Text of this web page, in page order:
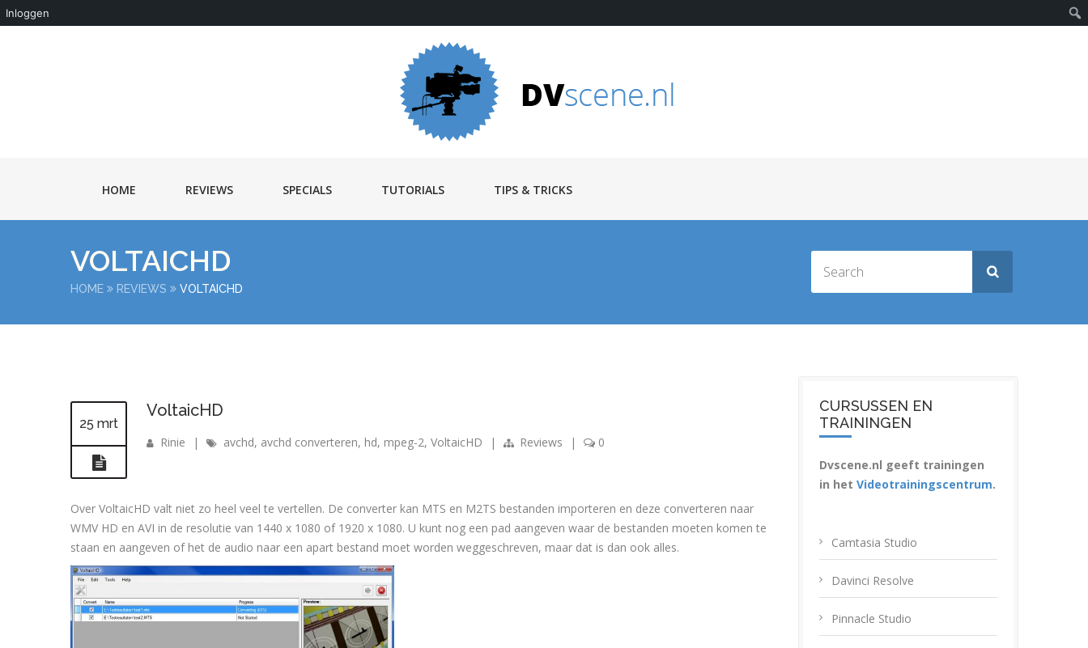
Inloggen
HOME REVIEWS SPECIALS TUTORIALS TIPS & TRICKS
VOLTAICHD
HOME REVIEWS VOLTAICHD
25 mrt
VoltaicHD
Rinie | avchd, avchd converteren, hd, mpeg-2, VoltaicHD | Reviews | 0
Over VoltaicHD valt niet zo heel veel te vertellen. De converter kan MTS en M2TS bestanden importeren en deze converteren naar
WMV HD en AVI in de resolutie van 1440 x 1080 of 1920 x 1080. U kunt nog een pad aangeven waar de bestanden moeten komen te
staan en aangeven of het de audio naar een apart bestand moet worden weggeschreven, maar dat is dan ook alles.
CURSUSSEN EN
TRAININGEN
Dvscene.nl geeft trainingen
in het Videotrainingscentrum.
Camtasia Studio
Davinci Resolve
Pinnacle Studio